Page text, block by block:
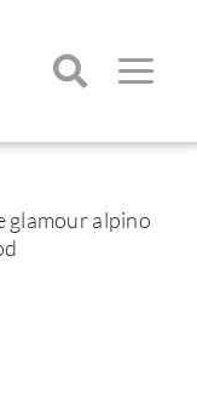
Toggle
glamour alpino